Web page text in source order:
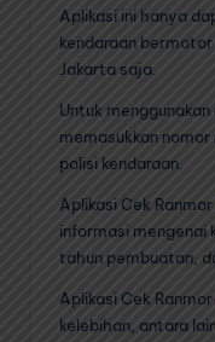
Aplikasi ini hanya
kendaraan
Jakarta saja.
Untuk
memasukkan
polisi kendaraan.
Aplikasi Cek
informasi mengenai
tahun pembuatan,
Aplikasi Cek
kelebihan, antara